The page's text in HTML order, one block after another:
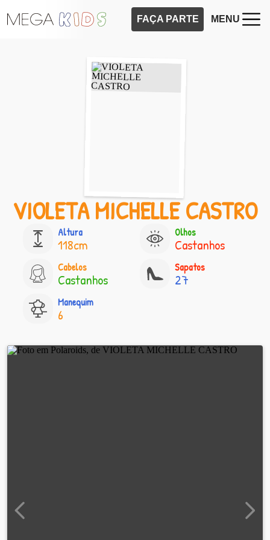
FAÇA PARTE MENU
VIOLETA MICHELLE CASTRO
Altura
118cm
Olhos
Castanhos
Cabelos
Castanhos
Sapatos
27
Manequim
6